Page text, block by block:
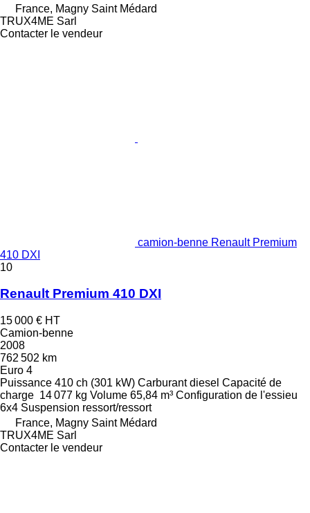
France, Magny Saint Médard
TRUX4ME Sarl
Contacter le vendeur
camion-benne Renault Premium
410 DXI
10
Renault Premium 410 DXI
15 000 € HT
Camion-benne
2008
762 502 km
Euro 4
Puissance 410 ch (301 kW) Carburant diesel Capacité de
charge 14 077 kg Volume 65,84 m³ Configuration de l'essieu
6x4 Suspension ressort/ressort
France, Magny Saint Médard
TRUX4ME Sarl
Contacter le vendeur